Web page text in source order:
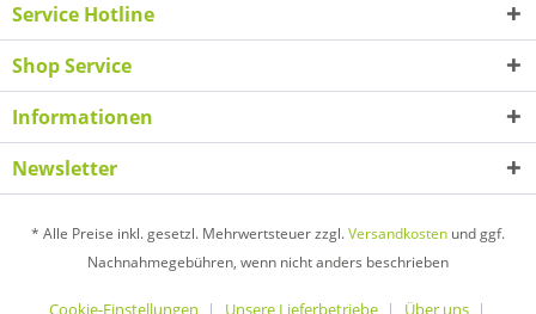
Service Hotline
Shop Service
Informationen
Newsletter
* Alle Preise inkl. gesetzl. Mehrwertsteuer zzgl.Versandkosten und ggf.
Nachnahmegebühren, wenn nicht anders beschrieben
Cookie-Einstellungen Unsere Lieferbetriebe Über uns